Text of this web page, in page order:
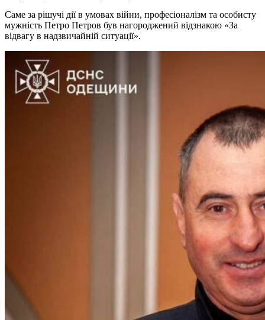
Саме за рішучі дії в умовах війни, професіоналізм та особисту
мужність Петро Петров був нагороджений відзнакою «За
відвагу в надзвичайній ситуації».